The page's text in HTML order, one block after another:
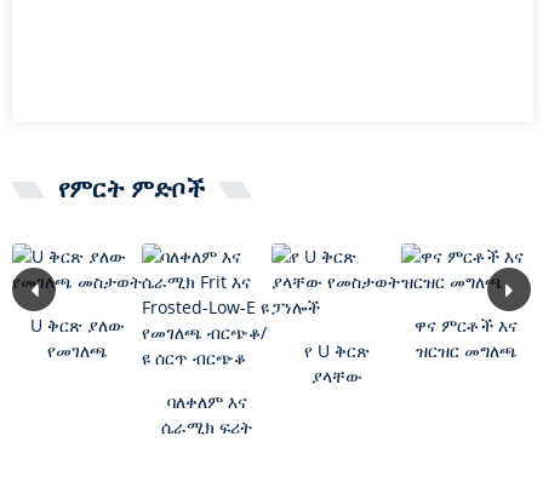
የምርት ምድቦች
U ቅርጽ ያለው
የመገለጫ
ባለቀለም እና
ሴራሚክ ፍሪት
የ U ቅርጽ
ያላቸው
ዋና ምርቶች እና
ዝርዝር መግለጫ